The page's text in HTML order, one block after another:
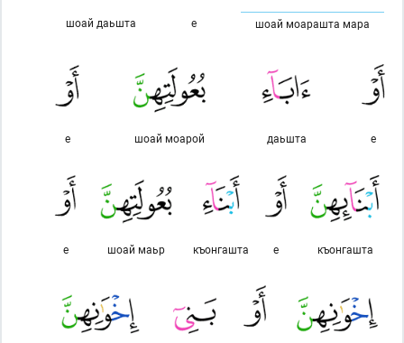
шоай моарашта мара
е
шоай даьшта
е
даьшта
шоай моарой
е
къонгашта
е
къонгашта
шоай маьр
е